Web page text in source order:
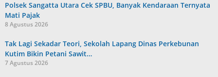
Polsek Sangatta Utara Cek SPBU, Banyak Kendaraan Ternyata
Mati Pajak
8 Agustus 2026
Tak Lagi Sekadar Teori, Sekolah Lapang Dinas Perkebunan
Kutim Bikin Petani Sawit…
7 Agustus 2026